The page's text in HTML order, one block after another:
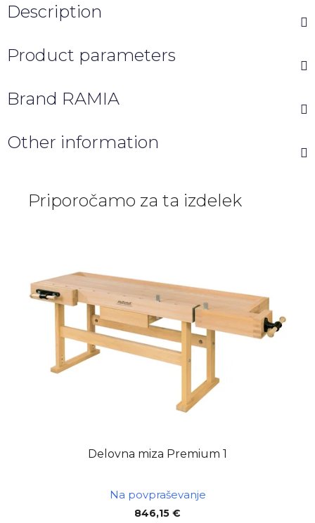
Description
Product parameters
Brand RAMIA
Other information
Priporočamo za ta izdelek
Delovna miza Premium 1
Na povpraševanje
846,15 €